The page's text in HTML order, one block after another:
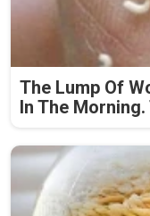
The Lump Of
In The